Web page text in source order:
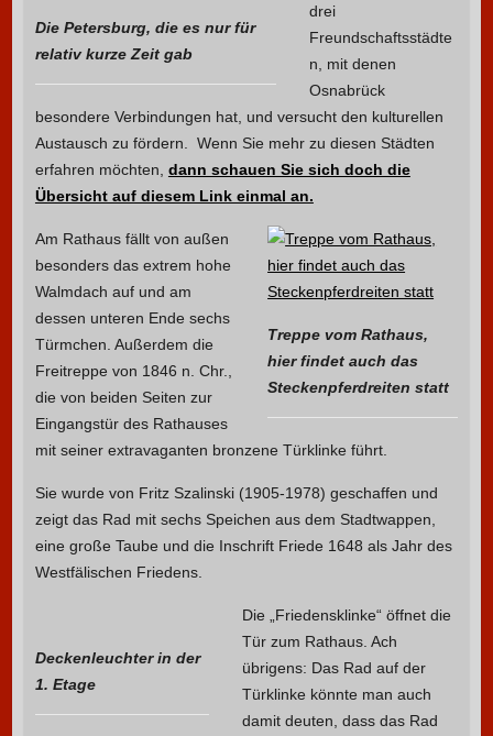
Die Petersburg, die es nur für
relativ kurze Zeit gab
drei
Freundschaftsstädte
n, mit denen
Osnabrück
besondere Verbindungen hat, und versucht den kulturellen
Austausch zu fördern. Wenn Sie mehr zu diesen Städten
erfahren möchten, dann schauen Sie sich doch die
Übersicht auf diesem Link einmal an.
Treppe vom Rathaus,
hier findet auch das
Steckenpferdreiten statt
Am Rathaus fällt von außen
besonders das extrem hohe
Walmdach auf und am
dessen unteren Ende sechs
Türmchen. Außerdem die
Freitreppe von 1846 n. Chr.,
die von beiden Seiten zur
Eingangstür des Rathauses
mit seiner extravaganten bronzene Türklinke führt.
Sie wurde von Fritz Szalinski (1905-1978) geschaffen und
zeigt das Rad mit sechs Speichen aus dem Stadtwappen,
eine große Taube und die Inschrift Friede 1648 als Jahr des
Westfälischen Friedens.
Deckenleuchter in der
1. Etage
Die „Friedensklinke“ öffnet die
Tür zum Rathaus. Ach
übrigens: Das Rad auf der
Türklinke könnte man auch
damit deuten, dass das Rad